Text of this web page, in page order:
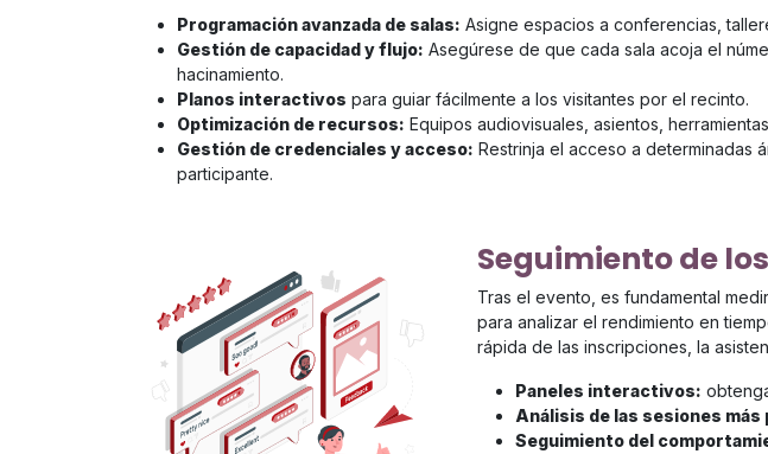
Programación avanzada de salas: Asigne espacios a conferencias,
Gestión de capacidad y flujo: Asegúrese de que cada sala acoja el
hacinamiento.
Planos interactivos para guiar fácilmente a los visitantes por el recinto.
Optimización de recursos: Equipos audiovisuales, asientos,
Gestión de credenciales y acceso: Restrinja el acceso a determinadas
participante.
Seguimiento de
Tras el evento, es fundamental
para analizar el rendimiento en
rápida de las inscripciones, la
Paneles interactivos:
Análisis de las sesiones más
Seguimiento del